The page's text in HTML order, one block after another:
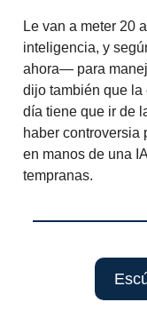
Le van a meter 20
inteligencia, y
ahora— para
dijo también que la
día tiene que ir de
haber controversia
en manos de una
tempranas.